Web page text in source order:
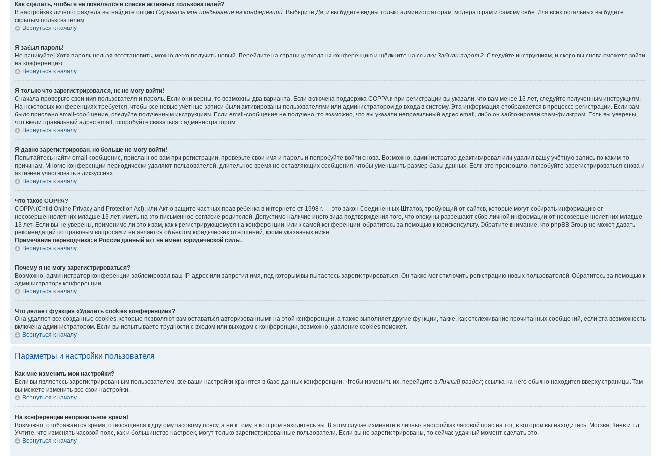
Как сделать, чтобы я не появлялся в списке активных пользователей?
В настройках личного раздела вы найдете опцию Скрывать моё пребывание на конференции . Выберите Да , и вы будете видны только администраторам, модераторам и самому себе. Для всех остальных вы будете
скрытым пользователем.
Вернуться к началу
Я забыл пароль!
Не паникуйте! Хотя пароль нельзя восстановить, можно легко получить новый. Перейдите на страницу входа на конференцию и щёлкните на ссылку Забыли пароль? . Следуйте инструкциям, и скоро вы снова сможете войти
на конференцию.
Вернуться к началу
Я только что зарегистрировался, но не могу войти!
Сначала проверьте свои имя пользователя и пароль. Если они верны, то возможны два варианта. Если включена поддержка COPPA и при регистрации вы указали, что вам менее 13 лет, следуйте полученным инструкциям.
На некоторых конференциях требуется, чтобы все новые учётные записи были активированы пользователями или администратором до входа в систему. Эта информация отображается в процессе регистрации. Если вам
было прислано email-сообщение, следуйте полученным инструкциям. Если email-сообщение не получено, то возможно, что вы указали неправильный адрес email, либо он заблокирован спам-фильтром. Если вы уверены,
что ввели правильный адрес email, попробуйте связаться с администратором.
Вернуться к началу
Я давно зарегистрирован, но больше не могу войти!
Попытайтесь найти email-сообщение, присланное вам при регистрации, проверьте свои имя и пароль и попробуйте войти снова. Возможно, администратор деактивировал или удалил вашу учётную запись по каким-то
причинам. Многие конференции периодически удаляют пользователей, длительное время не оставляющих сообщения, чтобы уменьшить размер базы данных. Если это произошло, попробуйте зарегистрироваться снова и
активнее участвовать в дискуссиях.
Вернуться к началу
Что такое COPPA?
COPPA (Child Online Privacy and Protection Act), или Акт о защите частных прав ребенка в интернете от 1998 г. — это закон Соединенных Штатов, требующий от сайтов, которые могут собирать информацию от
несовершеннолетних младше 13 лет, иметь на это письменное согласие родителей. Допустимо наличие иного вида подтверждения того, что опекуны разрешают сбор личной информации от несовершеннолетних младше
13 лет. Если вы не уверены, применимо ли это к вам, как к регистрирующемуся на конференции, или к самой конференции, обратитесь за помощью к юрисконсульту. Обратите внимание, что phpBB Group не может давать
рекомендаций по правовым вопросам и не является объектом юридических отношений, кроме указанных ниже.
Примечание переводчика: в России данный акт не имеет юридической силы.
Вернуться к началу
Почему я не могу зарегистрироваться?
Возможно, администратор конференции заблокировал ваш IP-адрес или запретил имя, под которым вы пытаетесь зарегистрироваться. Он также мог отключить регистрацию новых пользователей. Обратитесь за помощью к
администратору конференции.
Вернуться к началу
Что делает функция «Удалить cookies конференции»?
Она удаляет все созданные cookies, которые позволяют вам оставаться авторизованными на этой конференции, а также выполняет другие функции, такие, как отслеживание прочитанных сообщений, если эта возможность
включена администратором. Если вы испытываете трудности с входом или выходом с конференции, возможно, удаление cookies поможет.
Вернуться к началу
Параметры и настройки пользователя
Как мне изменить мои настройки?
Если вы являетесь зарегистрированным пользователем, все ваши настройки хранятся в базе данных конференции. Чтобы изменить их, перейдите в Личный раздел; ссылка на него обычно находится вверху страницы. Там
вы можете изменить все свои настройки.
Вернуться к началу
На конференции неправильное время!
Возможно, отображается время, относящееся к другому часовому поясу, а не к тому, в котором находитесь вы. В этом случае измените в личных настройках часовой пояс на тот, в котором вы находитесь: Москва, Киев и т.д.
Учтите, что изменять часовой пояс, как и большинство настроек, могут только зарегистрированные пользователи. Если вы не зарегистрированы, то сейчас удачный момент сделать это.
Вернуться к началу